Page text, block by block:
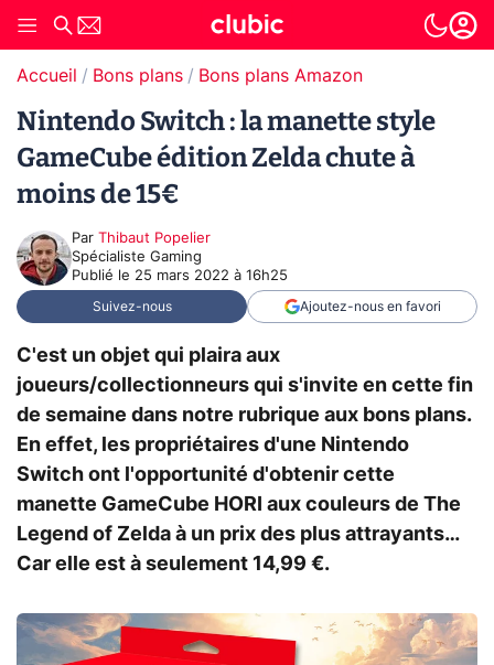
Accueil Bons plans Bons plans Amazon
Nintendo Switch : la manette style
GameCube édition Zelda chute à
moins de 15€
Par Thibaut Popelier
Spécialiste Gaming
Publié le 25 mars 2022 à 16h25
Suivez-nous Ajoutez-nous en favori
C'est un objet qui plaira aux
joueurs/collectionneurs qui s'invite en cette fin
de semaine dans notre rubrique aux bons plans.
En effet, les propriétaires d'une Nintendo
Switch ont l'opportunité d'obtenir cette
manette GameCube HORI aux couleurs de The
Legend of Zelda à un prix des plus attrayants…
Car elle est à seulement 14,99 €.